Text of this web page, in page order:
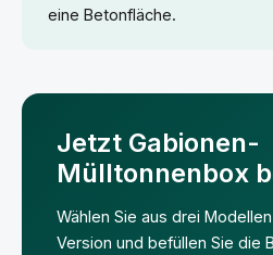
eine Betonfläche.
Jetzt Gabionen-
Mülltonnenbox
Wählen Sie aus drei
Version und befüllen Sie die